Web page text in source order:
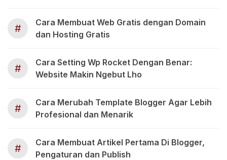
#
Cara Membuat Web Gratis dengan Domain
dan Hosting Gratis
#
Cara Setting Wp Rocket Dengan Benar:
Website Makin Ngebut Lho
#
Cara Merubah Template Blogger Agar Lebih
Profesional dan Menarik
#
Cara Membuat Artikel Pertama Di Blogger,
Pengaturan dan Publish